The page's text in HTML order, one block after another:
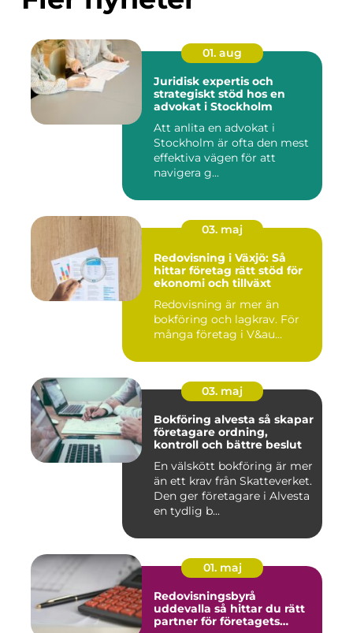
01. aug
Juridisk expertis och
strategiskt stöd hos en
advokat i Stockholm
Att anlita en advokat i
Stockholm är ofta den mest
effektiva vägen för att
navigera g...
03. maj
Redovisning i Växjö: Så
hittar företag rätt stöd för
ekonomi och tillväxt
Redovisning är mer än
bokföring och lagkrav. För
många företag i V&au...
03. maj
Bokföring alvesta så skapar
företagare ordning,
kontroll och bättre beslut
En välskött bokföring är mer
än ett krav från Skatteverket.
Den ger företagare i Alvesta
en tydlig b...
01. maj
Redovisningsbyrå
uddevalla så hittar du rätt
partner för företagets